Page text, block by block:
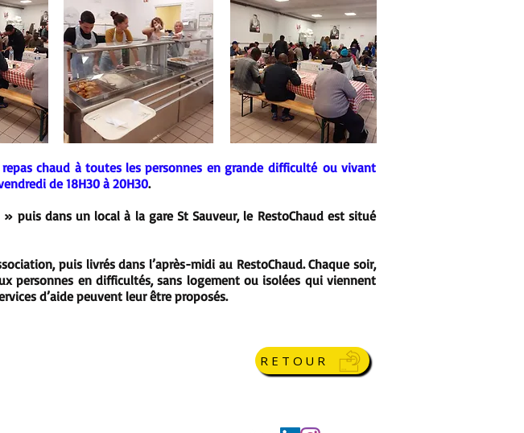
chaud à toutes les personnes en grande difficulté ou vivant
de 18H30 à 20H30.
puis dans un local à la gare St Sauveur, le RestoChaud est situé
puis livrés dans l’après-midi au RestoChaud. Chaque soir,
personnes en difficultés, sans logement ou isolées qui viennent
d’aide peuvent leur être proposés.
RETOUR